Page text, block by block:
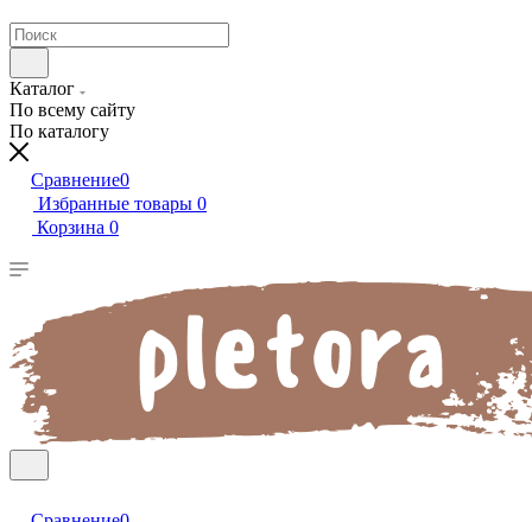
Каталог
По всему сайту
По каталогу
Сравнение0
Избранные товары 0
Корзина 0